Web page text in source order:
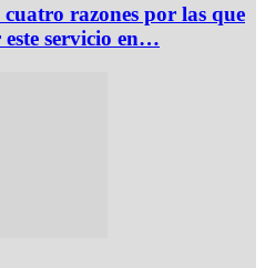
razones por las que
este servicio en…